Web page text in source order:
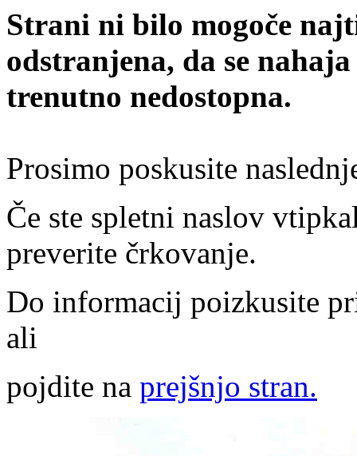
Strani ni bilo mogoče
odstranjena, da se
trenutno nedostopna.
Prosimo poskusite
Če ste spletni naslov
preverite črkovanje.
Do informacij poizkusite
ali
pojdite na prejšnjo stran.